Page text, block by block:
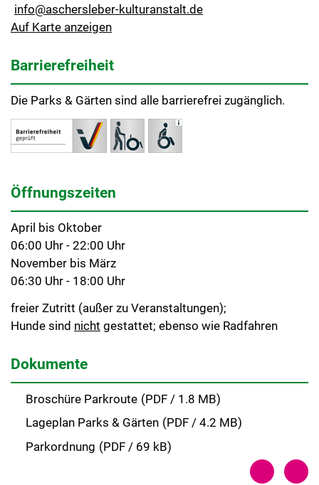
info@aschersleber-kulturanstalt.de
Auf Karte anzeigen
Barrierefreiheit
Die Parks & Gärten sind alle barrierefrei zugänglich.
Öffnungszeiten
April bis Oktober
06:00 Uhr - 22:00 Uhr
November bis März
06:30 Uhr - 18:00 Uhr
freier Zutritt (außer zu Veranstaltungen);
Hunde sind nicht gestattet; ebenso wie Radfahren
Dokumente
Broschüre Parkroute (PDF / 1.8 MB)
Lageplan Parks & Gärten (PDF / 4.2 MB)
Parkordnung (PDF / 69 kB)